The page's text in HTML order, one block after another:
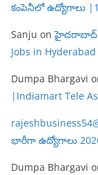
కంపెనీలో ఉద్యోగాలు
Sanju onహైదరాబాద్
Jobs in
Dumpa Bhargavi
|Indiamart Tele
భారీగా ఉద్యోగాలు
Dumpa Bhargavi